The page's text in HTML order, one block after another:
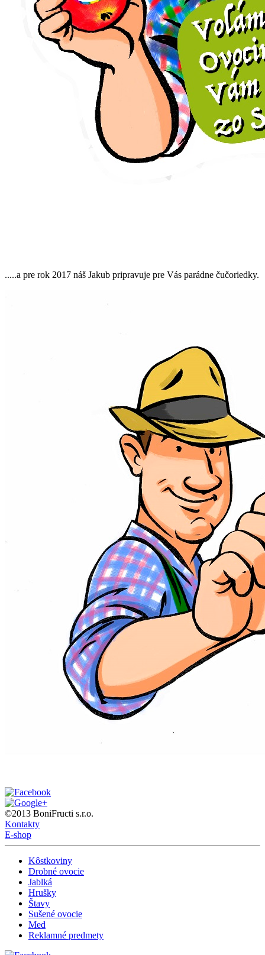
.....a pre rok 2017 náš Jakub pripravuje pre Vás parádne čučoriedky.
©2013 BoniFructi s.r.o.
Kontakty
E-shop
Kôstkoviny
Drobné ovocie
Jablká
Hrušky
Štavy
Sušené ovocie
Med
Reklamné predmety